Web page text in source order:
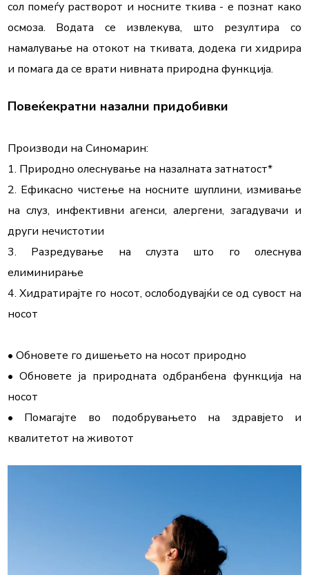
сол помеѓу растворот и носните ткива - е познат како
осмоза. Водата се извлекува, што резултира со
намалување на отокот на ткивата, додека ги хидрира
и помага да се врати нивната природна функција.
Производи на Синомарин:
1. Природно олеснување на назалната затнатост*
2. Ефикасно чистење на носните шуплини, измивање
на слуз, инфективни агенси, алергени, загадувачи и
други нечистотии
3. Разредување на слузта што го олеснува
елиминирање
4. Хидратирајте го носот, ослободувајќи се од сувост на
носот
• Обновете го дишењето на носот природно
• Обновете ја природната одбранбена функција на
носот
• Помагајте во подобрувањето на здравјето и
квалитетот на животот